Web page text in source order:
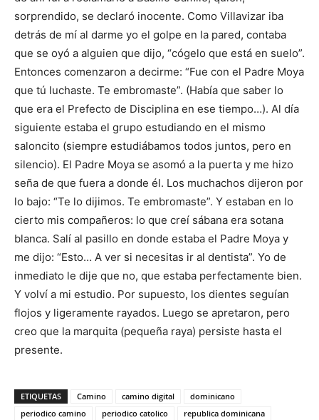
sorprendido, se declaró inocente. Como Villavizar iba
detrás de mí al darme yo el golpe en la pared, contaba
que se oyó a alguien que dijo, “cógelo que está en suelo”.
Entonces comenzaron a decirme: “Fue con el Padre Moya
que tú luchaste. Te embromaste”. (Había que saber lo
que era el Prefecto de Disciplina en ese tiempo…). Al día
si­guiente estaba el grupo estudiando en el mismo
saloncito (siempre estudiábamos todos juntos, pero en
silencio). El Padre Moya se asomó a la puerta y me hizo
seña de que fuera a donde él. Los muchachos dijeron por
lo bajo: “Te lo dijimos. Te embromaste”. Y estaban en lo
cierto mis compañeros: lo que creí sábana era sotana
blanca. Salí al pasillo en donde estaba el Padre Moya y
me dijo: “Esto… A ver si necesitas ir al dentista”. Yo de
inmediato le dije que no, que estaba perfectamente bien.
Y volví a mi estudio. Por supuesto, los dientes seguían
flojos y li­geramente rayados. Luego se apretaron, pero
creo que la marquita (pequeña raya) persiste hasta el
presente.
ETIQUETAS Camino camino digital
dominicano
periodico camino
periodico catolico
republica dominicana